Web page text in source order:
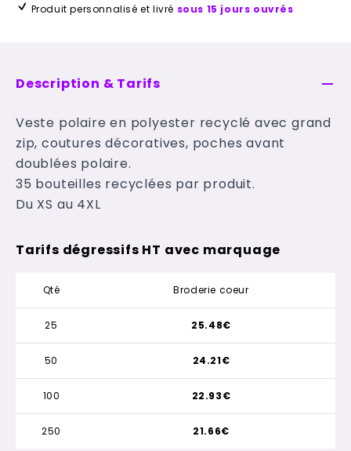
Produit personnalisé et livré sous 15 jours ouvrés
Description & Tarifs
Veste polaire en polyester recyclé avec grand
zip, coutures décoratives, poches avant
doublées polaire.
35 bouteilles recyclées par produit.
Du XS au 4XL
Tarifs dégressifs HT avec marquage
Qté Broderie coeur
25
50
100
250
25.48€
24.21€
22.93€
21.66€